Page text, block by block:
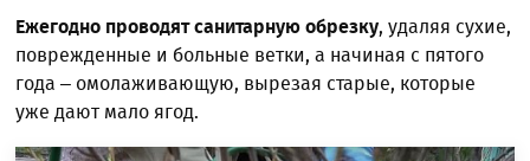
Ежегодно проводят санитарную обрезку, удаляя сухие,
поврежденные и больные ветки, а начиная с пятого
года – омолаживающую, вырезая старые, которые
уже дают мало ягод.